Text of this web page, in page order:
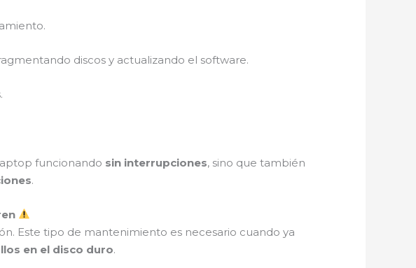
discos y actualizando el software.
funcionando sin interrupciones, sino que también
.
Este tipo de mantenimiento es necesario cuando ya
en el disco duro.